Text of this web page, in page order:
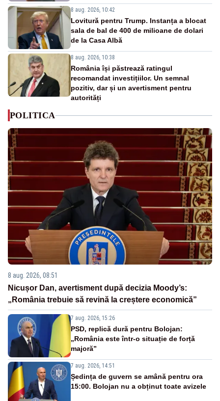
8 aug. 2026, 10:42
Lovitură pentru Trump. Instanța a blocat
sala de bal de 400 de milioane de dolari
de la Casa Albă
8 aug. 2026, 10:38
România își păstrează ratingul
recomandat investițiilor. Un semnal
pozitiv, dar și un avertisment pentru
autorități
POLITICA
8 aug. 2026, 08:51
Nicușor Dan, avertisment după decizia Moody’s:
„România trebuie să revină la creștere economică”
7 aug. 2026, 15:26
PSD, replică dură pentru Bolojan:
„România este într-o situație de forță
majoră”
7 aug. 2026, 14:51
Ședința de guvern se amână pentru ora
15:00. Bolojan nu a obținut toate avizele